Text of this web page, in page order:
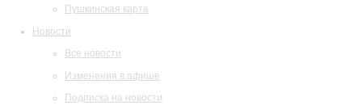
Пушкинская карта
Новости
Все новости
Изменения в афише
Подписка на новости